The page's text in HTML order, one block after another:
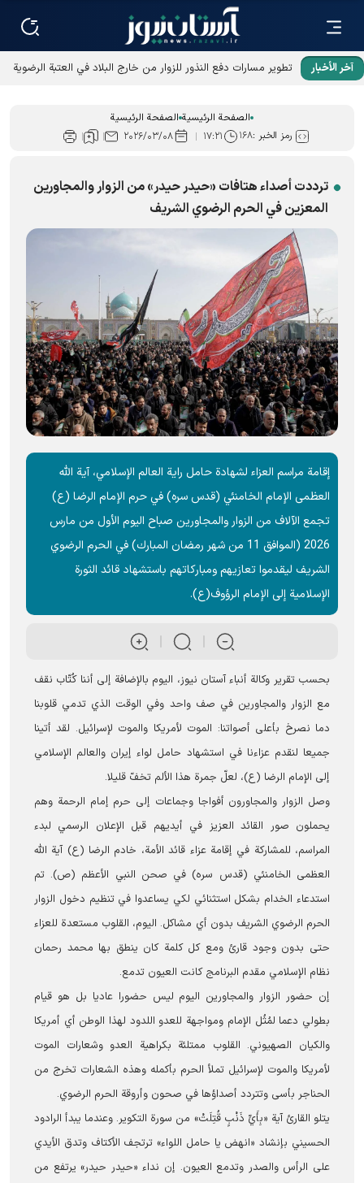
آخر الأخبار
تطوير مسارات دفع النذور للزوار من خارج البلاد في العتبة الرضوية
الصفحة الرئيسية الصفحة الرئيسية
رمز الخبر :۱۶۸ ۱۷:۲۱ ۲۰۲۶/۰۳/۰۸
ترددت أصداء هتافات «حيدر حيدر» من الزوار والمجاورين
المعزین في الحرم الرضوي الشریف
إقامة مراسم العزاء لشهادة حامل رایة العالم الإسلامي، آية الله
العظمى الإمام الخامنئي (قدس سره) في حرم الإمام الرضا (ع)
تجمع الآلاف من الزوار والمجاورين صباح اليوم الأول من مارس
2026 (الموافق 11 من شهر رمضان المبارك) في الحرم الرضوي
الشريف ليقدموا تعازيهم ومباركاتهم باستشهاد قائد الثورة
الإسلامية إلى الإمام الرؤوف(ع).
بحسب تقریر وکالة أنباء آستان‌ نیوز، اليوم بالإضافة إلی أننا کُتّاب نقف
مع الزوار والمجاورین في صف واحد وفي الوقت الذي تدمي قلوبنا
دما نصرخ بأعلی أصواتنا: الموت لأمريكا والموت لإسرائيل. لقد أتينا
جميعا لنقدم عزاءنا في استشهاد حامل لواء إيران والعالم الإسلامي
إلى الإمام الرضا (ع)، لعلّ جمرة هذا الألم تخفّ قليلا.
وصل الزوار والمجاورون أفواجا وجماعات إلی حرم إمام الرحمة وهم
يحملون صور القائد العزيز في أيديهم قبل الإعلان الرسمي لبدء
المراسم، للمشاركة في إقامة عزاء قائد الأمة، خادم الرضا (ع) آية الله
العظمى الخامنئي (قدس سره) في صحن النبي الأعظم (ص). تم
استدعاء الخدام بشكل استثنائي لكي یساعدوا في تنظیم دخول الزوار
الحرم الرضوي الشریف بدون أي مشاکل. اليوم، القلوب مستعدة للعزاء
حتى بدون وجود قارئ ومع كل كلمة کان ينطق بها محمد رحمان
نظام الإسلامي مقدم البرنامج کانت العيون تدمع.
إن حضور الزوار والمجاورين اليوم ليس حضورا عاديا بل هو قيام
بطولي دعما لمُثُل الإمام ومواجهة للعدو اللدود لهذا الوطن أي أمريكا
والکیان الصهيوني. القلوب ممتلئة بكراهية العدو وشعارات الموت
لأمريكا والموت لإسرائيل تملأ الحرم بأكمله وهذه الشعارات تخرج من
الحناجر بأسى وتتردد أصداؤها في صحون وأروقة الحرم الرضوي.
يتلو القارئ آية «بِأَيِّ ذَنْبٍ قُتِلَتْ» من سورة التكوير. وعندما يبدأ الرادود
الحسیني بإنشاد «انهض يا حامل اللواء» ترتجف الأكتاف وتدق الأيدي
على الرأس والصدر وتدمع العيون. إن نداء «حيدر حيدر» يرتفع من